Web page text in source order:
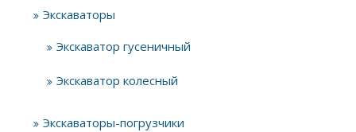
Экскаваторы
Экскаватор гусеничный
Экскаватор колесный
Экскаваторы-погрузчики